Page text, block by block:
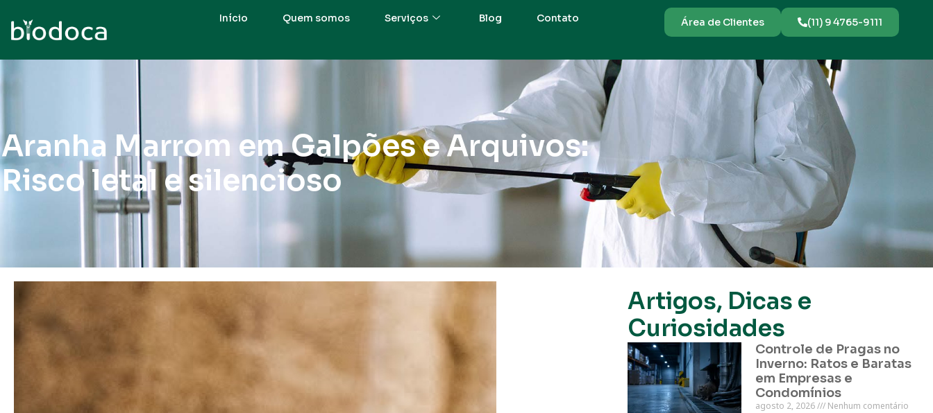
Início Quem somos Serviços Blog Contato Área de Clientes (11) 9 4765-9111
Aranha Marrom em Galpões e Arquivos:
Risco letal e silencioso
Artigos, Dicas e
Curiosidades
Controle de Pragas no
Inverno: Ratos e Baratas
em Empresas e
Condomínios
agosto 2, 2026
Nenhum comentário